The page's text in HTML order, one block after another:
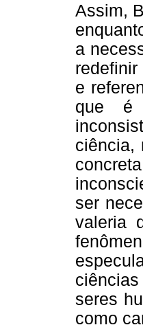
Assim,
a
e
que é
ciência,
ser
valeria
seres
como